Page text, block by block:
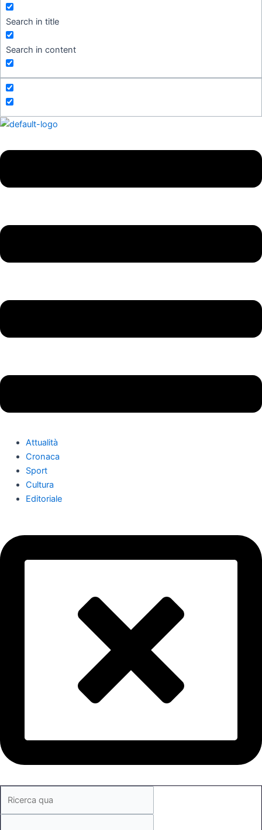
Search in title
Search in content
Attualità
Cronaca
Sport
Cultura
Editoriale